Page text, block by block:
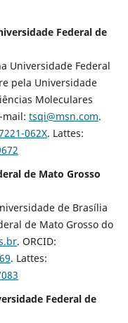
Federal de
Universidade Federal
pela Universidade
Moleculares
mail: tsqi@msn.com.
062X. Lattes:
de Mato Grosso
de Brasília
de Mato Grosso do
. ORCID:
. Lattes:
Federal de